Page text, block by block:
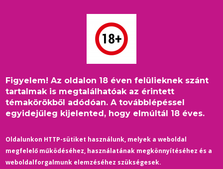
Figyelem! Az oldalon 18 éven felülieknek szánt
tartalmak is megtalálhatóak az érintett
témakörökből adódóan. A továbblépéssel
egyidejűleg kijelented, hogy elmúltál 18 éves.
Oldalunkon HTTP-sütiket használunk, melyek a weboldal
megfelelő működéséhez, használatának megkönnyítéséhez és a
weboldalforgalmunk elemzéséhez szükségesek.
Morzsa
Címlap /női főszereplő